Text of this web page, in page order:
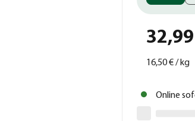
16,50 €/ kg
Online